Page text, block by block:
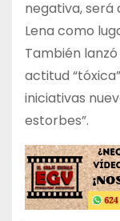
negativa, será
Lena como
También
actitud
iniciativas
estorbes”.